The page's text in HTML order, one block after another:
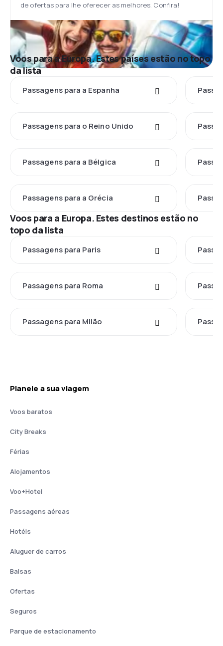
de ofertas para lhe oferecer as melhores. Confira!
Voos para a Europa. Estes países estão no topo
da lista
Passagens para a Espanha
Passagens para o Reino Unido
Passagens para a Bélgica
Passagens para a Grécia
Voos para a Europa. Estes destinos estão no
topo da lista
Passagens para Paris
Passagens para Roma
Passagens para Milão
Planeie a sua viagem
Voos baratos
City Breaks
Férias
Alojamentos
Voo+Hotel
Passagens aéreas
Hotéis
Aluguer de carros
Balsas
Ofertas
Seguros
Parque de estacionamento